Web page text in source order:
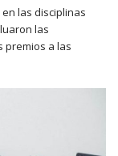
las disciplinas
las
premios a las